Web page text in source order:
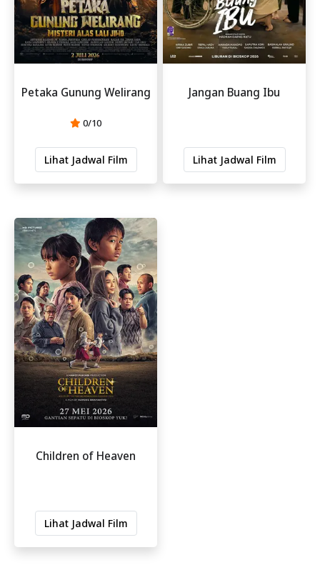
Petaka Gunung Welirang
0/10
Lihat Jadwal Film
Jangan Buang Ibu
Lihat Jadwal Film
Children of Heaven
Lihat Jadwal Film